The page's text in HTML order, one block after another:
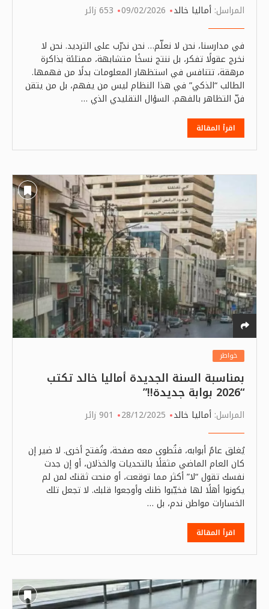
المراسل: أماليا خالد 09/02/2026 653 زائر
في مدارسنا، نحن لا نعلّم… نحن ندرّب على الترديد. نحن لا
نخرج عقولًا تفكر، بل ننتج نسخًا متشابهة، ممتلئة بذاكرة
مرهقة، تتنافس في استظهار المعلومات بدلًا من فهمها.
الطالب “الذكي” في هذا النظام ليس من يفهم، بل من يتقن
فنّ التظاهر بالفهم. السؤال التقليدي الذي …
اقرأ المقالة
خواطر
بمناسبة السنة الجديدة أماليا خالد تكتب
“2026 بوابة جديدة!!”
المراسل: أماليا خالد 28/12/2025 901 زائر
يُغلق عامٌ أبوابه، فتُطوى معه صفحة، وتُفتح أخرى. لا ضير إن
كان العام الماضي مثقلًا بالتحديات والخذلان، أو إن جدت
نفسك تقول “لا” أكثر مما توقعت، أو منحت ثقتك لمن لم
يكونوا أهلًا لها فخيّبوا ظنك وأوجعوا قلبك. لا تجعل تلك
الخسارات مواطن ندم، بل …
اقرأ المقالة